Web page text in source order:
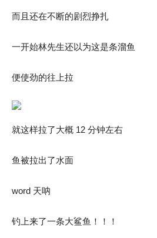
而且还在不断的剧烈挣扎
一开始林先生还以为这是条溜鱼
便使劲的往上拉
就这样拉了大概 12 分钟左右
鱼被拉出了水面
word 天呐
钓上来了一条大鲨鱼！！！